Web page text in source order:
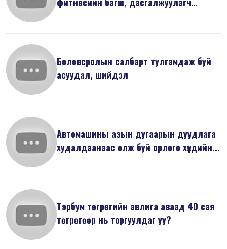
Боловсролын салбарт тулгамдаж буй
асуудал, шийдэл
Автомашины азын дугаарын дуудлага
худалдаанаас олж буй орлого хүүхдийн...
Тэрбум төгрөгийн авлига аваад 40 сая
төгрөгөөр нь торгуулдаг уу?